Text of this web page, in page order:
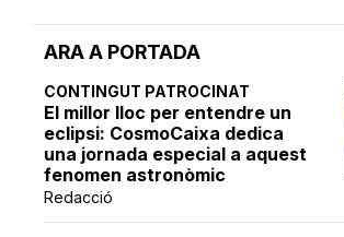
ARA A PORTADA
CONTINGUT PATROCINAT
El millor lloc per entendre un
eclipsi: CosmoCaixa dedica
una jornada especial a aquest
fenomen astronòmic
Redacció